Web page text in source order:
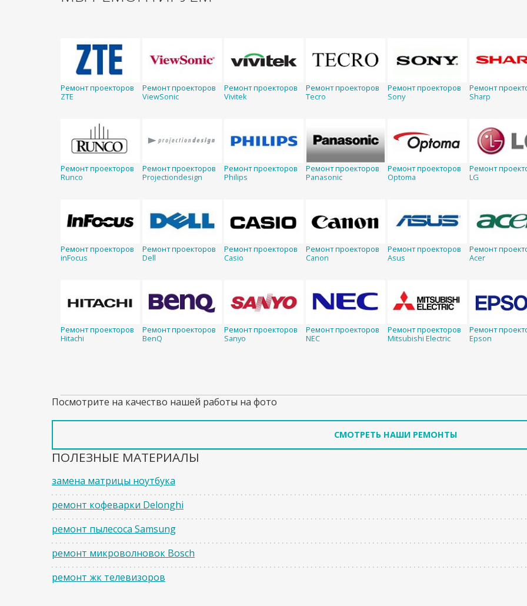
Ремонт проекторов
ZTE
Ремонт проекторов
ViewSonic
Ремонт проекторов
Vivitek
Ремонт проекторов
Tecro
Ремонт проекторов
Sony
Ремонт
Sharp
Ремонт проекторов
Runco
Ремонт проекторов
Projectiondesign
Ремонт проекторов
Philips
Ремонт проекторов
Panasonic
Ремонт проекторов
Optoma
Ремонт
LG
Ремонт проекторов
inFocus
Ремонт проекторов
Dell
Ремонт проекторов
Casio
Ремонт проекторов
Canon
Ремонт проекторов
Asus
Ремонт
Acer
Ремонт проекторов
Hitachi
Ремонт проекторов
BenQ
Ремонт проекторов
Sanyo
Ремонт проекторов
NEC
Ремонт проекторов
Mitsubishi Electric
Ремонт
Epson
Посмотрите на качество нашей работы на фото
СМОТРЕТЬ НАШИ РЕМОНТЫ
ПОЛЕЗНЫЕ МАТЕРИАЛЫ
замена матрицы ноутбука
ремонт кофеварки Delonghi
ремонт пылесоса Samsung
ремонт микроволновок Bosch
ремонт жк телевизоров